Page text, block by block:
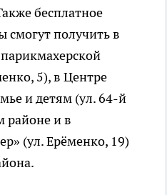
бесплатное
смогут получить в
5), в Центре
и детям (ул. 64-й
районе и в
(ул. Ерёменко, 19)